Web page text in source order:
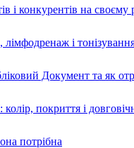
і конкурентів на своєму
і
Документ та як
покриття і
потрібна